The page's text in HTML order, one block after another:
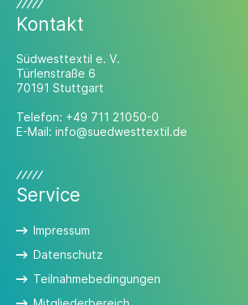
Kontakt
Südwesttextil e. V.
Türlenstraße 6
70191 Stuttgart
Telefon: +49 711 21050-0
E-Mail: info@suedwesttextil.de
Service
Impressum
Datenschutz
Teilnahmebedingungen